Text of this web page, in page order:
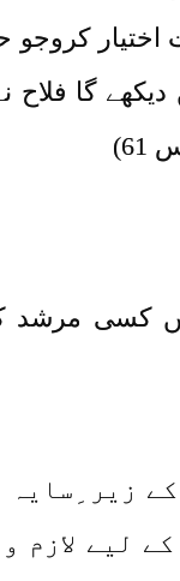
کروجو
دیکھے گا
مرشد
زیر
لیے لازم